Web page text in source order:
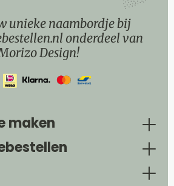
unieke naambordje bij
onderdeel van
Design!
maken